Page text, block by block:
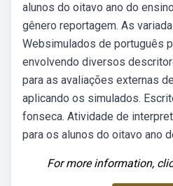
alunos do oitavo ano do
gênero reportagem. As
Websimulados de português
envolvendo diversos
para as avaliações externas
aplicando os simulados.
fonseca. Atividade de
para os alunos do oitavo ano
For more information,